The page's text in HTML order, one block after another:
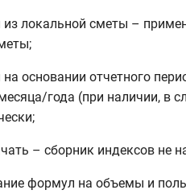
из локальной сметы –
на основании отчетного
года (при наличии, в
– сборник индексов не
формул на объемы и